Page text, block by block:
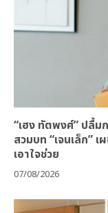
“เฮง ทัตพงศ์” ปลื้ม
สวมบท “เจนเล็ก”
เอาใจช่วย
07/08/2026